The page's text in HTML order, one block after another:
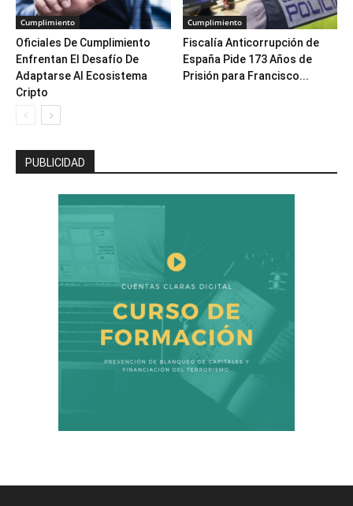
Cumplimiento
Oficiales De Cumplimiento
Enfrentan El Desafío De
Adaptarse Al Ecosistema
Cripto
Cumplimiento
Fiscalía Anticorrupción de
España Pide 173 Años de
Prisión para Francisco...
PUBLICIDAD